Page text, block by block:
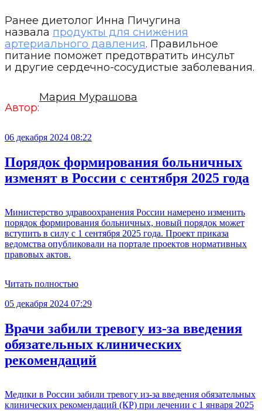
Ранее диетолог Инна Пичугина
назвала продукты для снижения
артериального давления. Правильное
питание поможет предотвратить инсульт
и другие сердечно-сосудистые заболевания.
Автор:
Мария Мурашова
06 декабря 2024 08:22
Порядок формирования больничных
изменят в России с сентября 2025 года
Министерство здравоохранения России намерено изменить
порядок формирования больничных, новый порядок может
вступить в силу с 1 сентября 2025 года. Проект приказа
ведомства опубликовали на портале проектов нормативных
правовых актов.
Читать полностью
05 декабря 2024 07:29
Врачи забили тревогу из-за введения
обязательных клинических
рекомендаций
Медики в России забили тревогу из-за введения обязательных
клинических рекомендаций (КР) при лечении с 1 января 2025